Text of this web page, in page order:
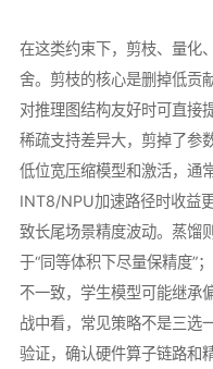
在这类约束下，剪枝、量化
舍。剪枝的核心是删掉低贡
对推理图结构友好时可直接
稀疏支持差异大，剪掉了参
低位宽压缩模型和激活，通
INT8/NPU加速路径时收益
致长尾场景精度波动。蒸馏
于“同等体积下尽量保精度”
不一致，学生模型可能继承
战中看，常见策略不是三选
验证，确认硬件算子链路和